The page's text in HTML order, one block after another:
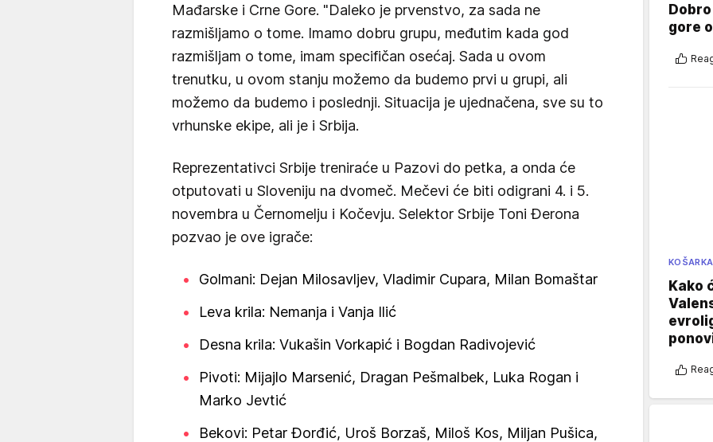
Mađarske i Crne Gore. "Daleko je prvenstvo, za sada ne
razmišljamo o tome. Imamo dobru grupu, međutim kada god
razmišljam o tome, imam specifičan osećaj. Sada u ovom
trenutku, u ovom stanju možemo da budemo prvi u grupi, ali
možemo da budemo i poslednji. Situacija je ujednačena, sve su to
vrhunske ekipe, ali je i Srbija.
Reprezentativci Srbije treniraće u Pazovi do petka, a onda će
otputovati u Sloveniju na dvomeč. Mečevi će biti odigrani 4. i 5.
novembra u Černomelju i Kočevju. Selektor Srbije Toni Đerona
pozvao je ove igrače:
Golmani: Dejan Milosavljev, Vladimir Cupara, Milan Bomaštar
Leva krila: Nemanja i Vanja Ilić
Desna krila: Vukašin Vorkapić i Bogdan Radivojević
Pivoti: Mijajlo Marsenić, Dragan Pešmalbek, Luka Rogan i
Marko Jevtić
Bekovi: Petar Đorđić, Uroš Borzaš, Miloš Kos, Miljan Pušica,
gore
KOŠARKA
Kako